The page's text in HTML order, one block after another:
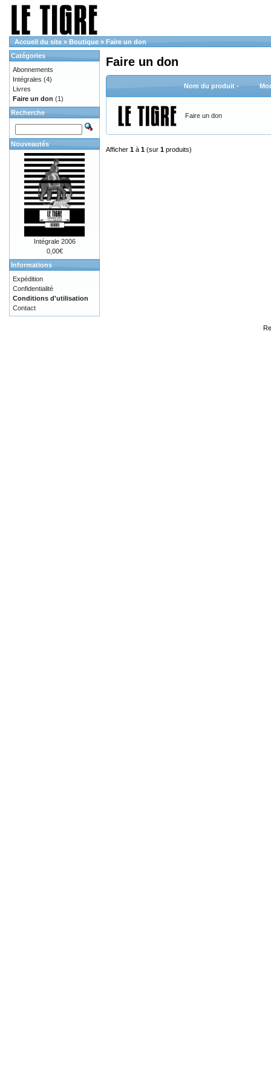
Accueil du site » Boutique » Faire un don
Faire un don
Nom du produit -
Faire un don
Afficher 1 à 1 (sur 1 produits)
Catégories
Abonnements
Intégrales (4)
Livres
Faire un don (1)
Recherche
Nouveautés
Intégrale 2006
0,00€
Informations
Expédition
Confidentialité
Conditions d'utilisation
Contact